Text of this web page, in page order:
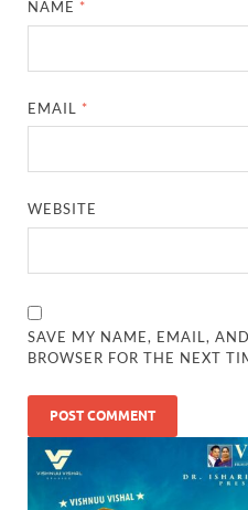
NAME *
EMAIL *
WEBSITE
SAVE MY NAME, EMAIL,
BROWSER FOR THE NEXT